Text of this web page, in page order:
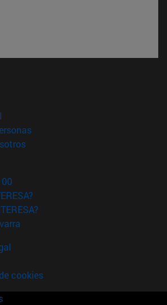
nueva ventana)
(abre en nueva ventana)
(abre en nueva ventana)
cookies